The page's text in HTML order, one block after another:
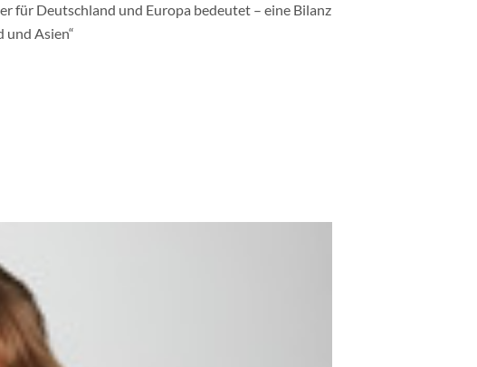
für Deutschland und Europa bedeutet – eine Bilanz
und Asien“